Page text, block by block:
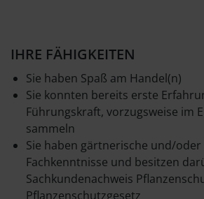
IHRE FÄHIGKEITEN
Sie haben Spaß am Handel(n)
Sie konnten bereits erste
Führungskraft, vorzugsweise im
sammeln
Sie haben gärtnerische und/
Fachkenntnisse und besitzen
Sachkundenachweis
Pflanzenschutzgesetz